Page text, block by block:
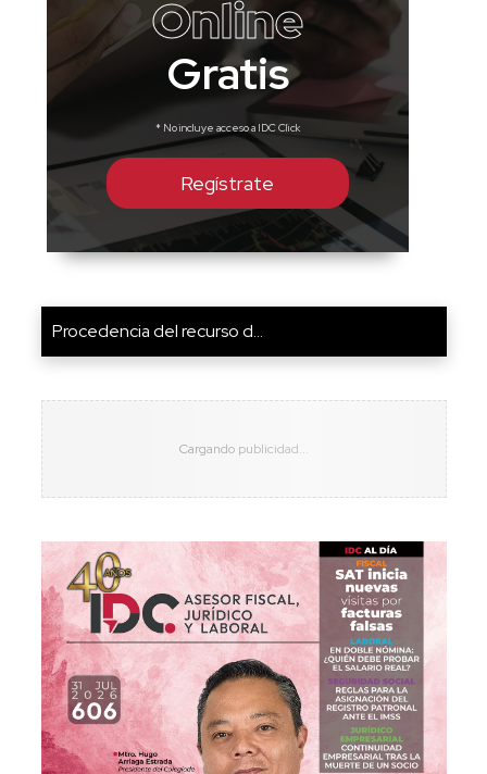
Online
Gratis
* No incluye acceso a IDC Click
Regístrate
Procedencia del recurso d...